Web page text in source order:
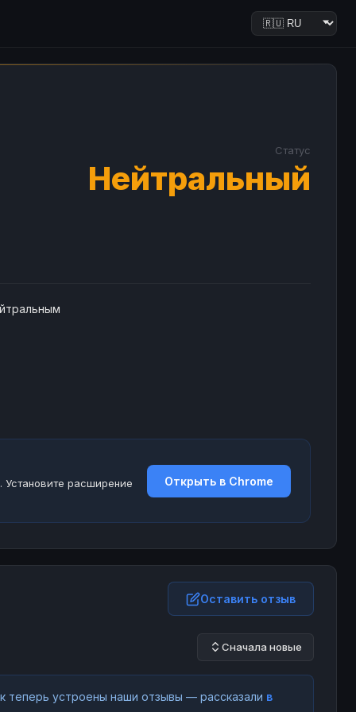
Статус
Нейтральный
Установите расширение
Открыть в Chrome
Оставить отзыв
Сначала новые
теперь устроены наши отзывы — рассказали в